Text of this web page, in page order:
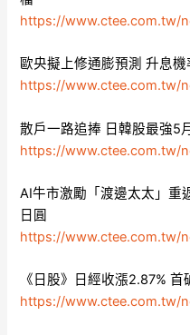
https://www.ctee.com.tw/
歐央擬上修通膨預測 升息機
https://www.ctee.com.tw/
散戶一路追捧 日韓股最強5
https://www.ctee.com.tw/
AI牛市激勵「渡邊太太」重
日圓
https://www.ctee.com.tw/
《日股》日經收漲2.87%
https://www.ctee.com.tw/